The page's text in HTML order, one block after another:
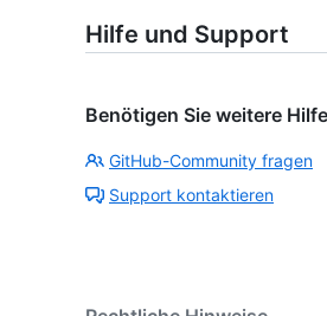
Hilfe und Support
Benötigen Sie weitere
GitHub-Community fragen
Support kontaktieren